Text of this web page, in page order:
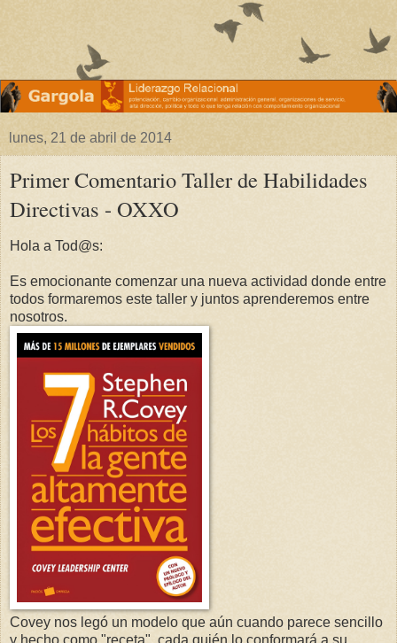
lunes, 21 de abril de 2014
Primer Comentario Taller de Habilidades
Directivas - OXXO
Hola a Tod@s:
Es emocionante comenzar una nueva actividad donde entre
todos formaremos este taller y juntos aprenderemos entre
nosotros.
Covey nos legó un modelo que aún cuando parece sencillo